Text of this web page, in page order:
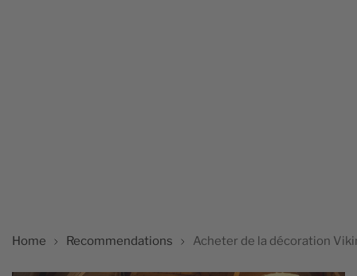
Home Recommendations Acheter de la décoration